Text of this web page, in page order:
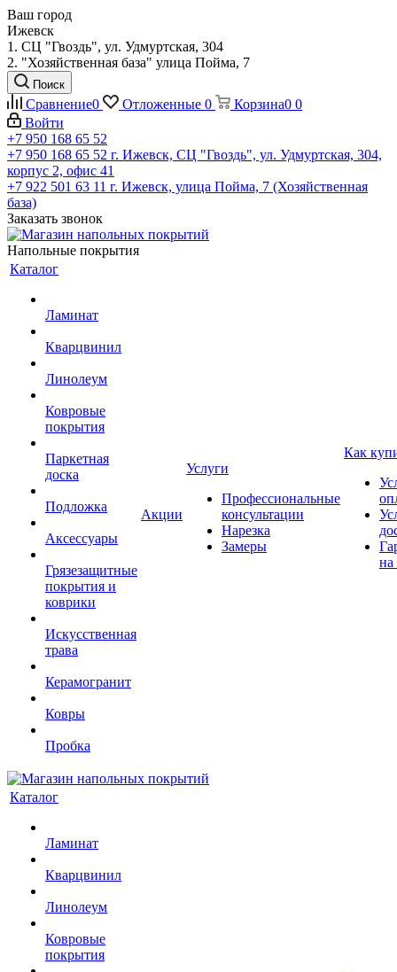
Ваш город
Ижевск
1. СЦ "Гвоздь", ул. Удмуртская, 304
2. "Хозяйственная база" улица Пойма, 7
Поиск
Сравнение0 Отложенные 0 Корзина0 0
Войти
+7 950 168 65 52
+7 950 168 65 52 г. Ижевск, СЦ "Гвоздь", ул. Удмуртская, 304,
корпус 2, офис 41
+7 922 501 63 11 г. Ижевск, улица Пойма, 7 (Хозяйственная
база)
Заказать звонок
Напольные покрытия
Каталог
Ламинат
Кварцвинил
Линолеум
Ковровые
покрытия
Паркетная
доска
Подложка
Аксессуары
Грязезащитные
покрытия и
коврики
Искусственная
трава
Керамогранит
Ковры
Пробка
Акции
Услуги
Профессиональные
консультации
Нарезка
Замеры
Как
на
Каталог
Ламинат
Кварцвинил
Линолеум
Ковровые
покрытия